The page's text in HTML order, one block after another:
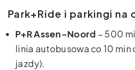
Park+Ride i parkingi na
P+R Assen-Noord – 500
linia autobusowa co 10 min
jazdy).